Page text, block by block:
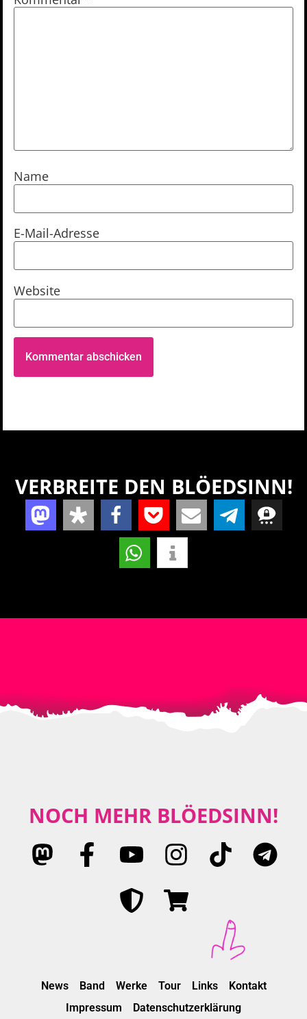
Name
E-Mail-Adresse
Website
VERBREITE DEN BLÖEDSINN!
NOCH MEHR BLÖEDSINN!
News Band Werke Tour Links
Kontakt
Impressum
Datenschutzerklärung